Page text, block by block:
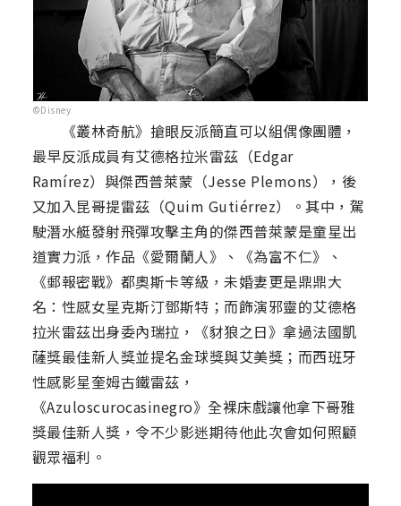
©Disney
《叢林奇航》搶眼反派簡直可以組偶像團體，
最早反派成員有艾德格拉米雷茲（Edgar
Ramírez）與傑西普萊蒙（Jesse Plemons），後
又加入昆哥提雷茲（Quim Gutiérrez）。其中，駕
駛潛水艇發射飛彈攻擊主角的傑西普萊蒙是童星出
道實力派，作品《愛爾蘭人》、《為富不仁》、
《郵報密戰》都奧斯卡等級，未婚妻更是鼎鼎大
名：性感女星克斯汀鄧斯特；而飾演邪靈的艾德格
拉米雷茲出身委內瑞拉，《豺狼之日》拿過法國凱
薩獎最佳新人獎並提名金球獎與艾美獎；而西班牙
性感影星奎姆古鐵雷茲，
《Azuloscurocasinegro》全裸床戲讓他拿下哥雅
獎最佳新人獎，令不少影迷期待他此次會如何照顧
觀眾福利。